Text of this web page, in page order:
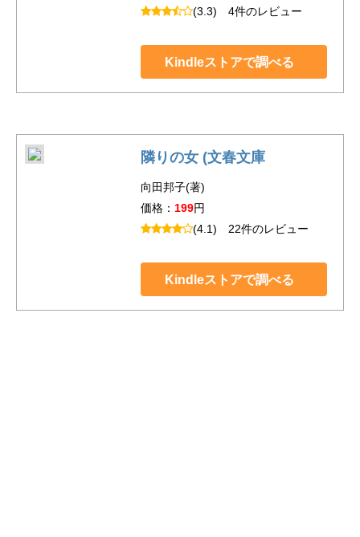
(3.3) 4件のレビュー
Kindleストアで調べる
隣りの女 (文春文庫
向田邦子(著)
価格： 199円
(4.1) 22件のレビュー
Kindleストアで調べる